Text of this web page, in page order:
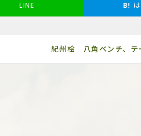
LINE B!
紀州桧 八角ベンチ、テ